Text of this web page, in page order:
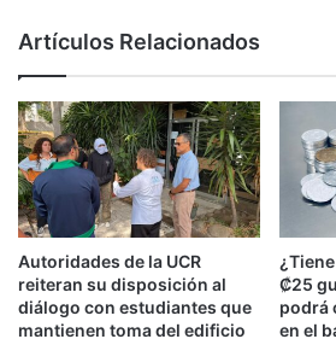
Artículos Relacionados
Autoridades de la UCR
reiteran su disposición al
diálogo con estudiantes que
mantienen toma del edificio
₡25
podrá
en el